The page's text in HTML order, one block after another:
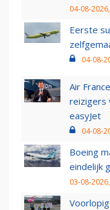
04-08-
Eerste
04-08-
Air
reizigers
easyJet
04-08-
Boeing
eindelijk
03-08-